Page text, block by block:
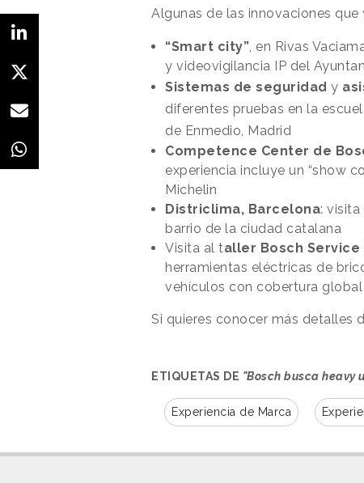
Algunas de las innovaciones
“Smart city” , en Rivas
y videovigilancia IP del
Sistemas de seguridad y
diferentes pruebas en la
de Enmedio, Madrid
Competence Center de
experiencia incluye un “show
Michelin
Districlima, Barcelona:
barrio de la ciudad catalana
Visita al taller Bosch
herramientas eléctricas de
vehículos con cobertura global
Si quieres conocer más detalles
ETIQUETAS DE "Bosch busca heavy
Experiencia de Marca